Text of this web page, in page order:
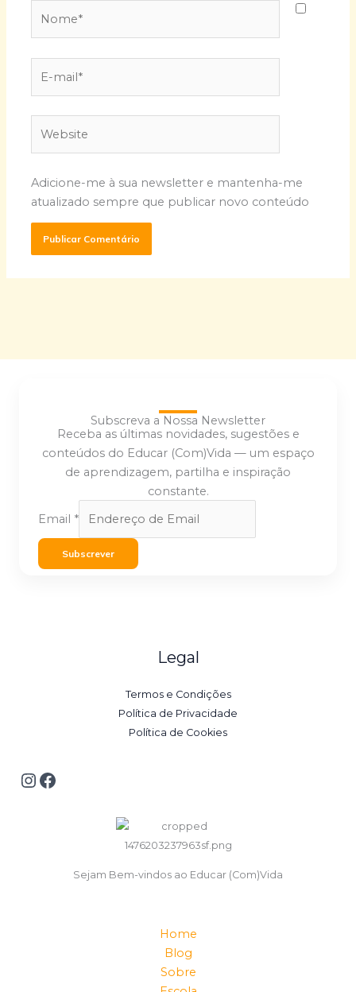
mail*
Adicione-me à sua newsletter e mantenha-me
atualizado sempre que publicar novo conteúdo
Subscreva a Nossa Newsletter
Receba as últimas novidades, sugestões e
conteúdos do Educar (Com)Vida — um espaço
de aprendizagem, partilha e inspiração
constante.
Email *
Subscrever
Legal
Termos e Condições
Política de Privacidade
Política de Cookies
Sejam Bem-vindos ao Educar (Com)Vida
Home
Blog
Sobre